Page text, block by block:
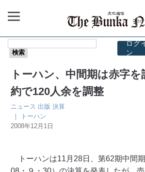
ログ
ン
トーハン、中間期は赤字を
約で120人余を調整
ニュース 出版 決算
｜
トーハン
2008年12月1日
トーハンは11月28日、第62期中間